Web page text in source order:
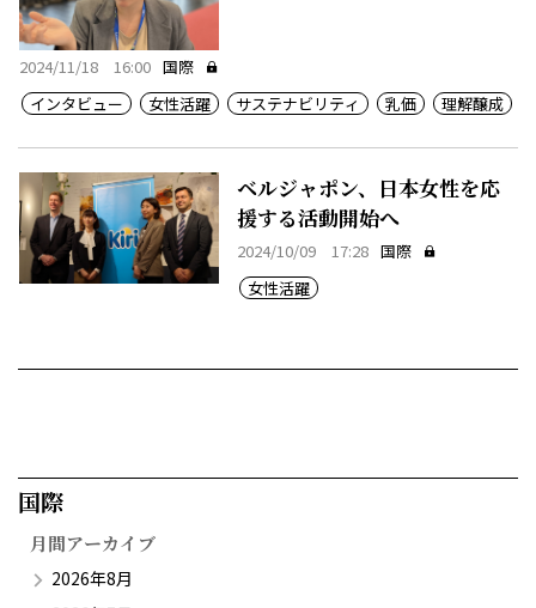
2024/11/18 16:00 国際
インタビュー
女性活躍 サステナビリティ 乳価 理解醸成
ベルジャポン、日本女性を応
援する活動開始へ
2024/10/09 17:28 国際
女性活躍
国際​
月間アーカイブ
2026年8月